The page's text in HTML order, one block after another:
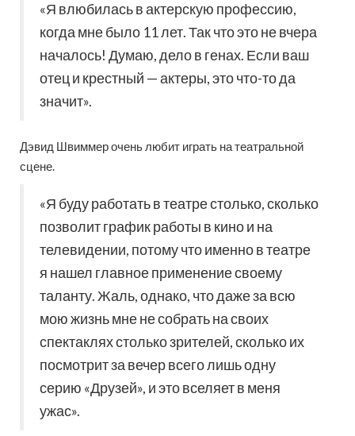
«Я влюбилась в актерскую профессию,
когда мне было 11 лет. Так что это не вчера
началось! Думаю, дело в генах. Если ваш
отец и крестный — актеры, это что-то да
значит».
Дэвид Швиммер очень любит играть на театральной
сцене.
«Я буду работать в театре столько, сколько
позволит график работы в кино и на
телевидении, потому что именно в театре
я нашел главное применение своему
таланту. Жаль, однако, что даже за всю
мою жизнь мне не собрать на своих
спектаклях столько зрителей, сколько их
посмотрит за вечер всего лишь одну
серию «Друзей», и это вселяет в меня
ужас».